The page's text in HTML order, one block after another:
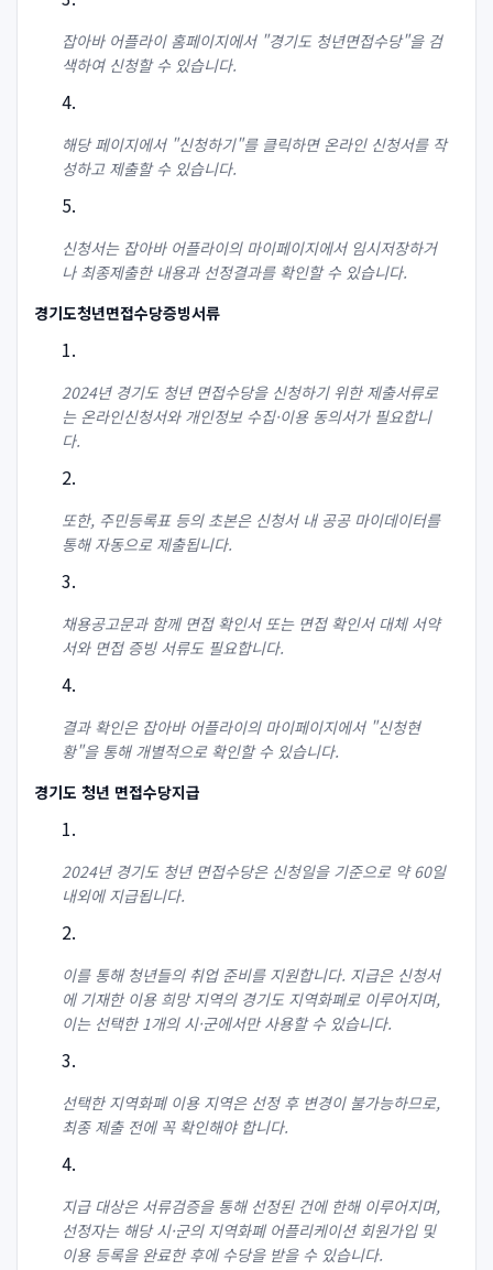
잡아바 어플라이 홈페이지에서 "경기도 청년면접수당"을 검
색하여 신청할 수 있습니다.
해당 페이지에서 "신청하기"를 클릭하면 온라인 신청서를 작
성하고 제출할 수 있습니다.
신청서는 잡아바 어플라이의 마이페이지에서 임시저장하거
나 최종제출한 내용과 선정결과를 확인할 수 있습니다.
경기도청년면접수당증빙서류
2024년 경기도 청년 면접수당을 신청하기 위한 제출서류로
는 온라인신청서와 개인정보 수집·이용 동의서가 필요합니
다.
또한, 주민등록표 등의 초본은 신청서 내 공공 마이데이터를
통해 자동으로 제출됩니다.
채용공고문과 함께 면접 확인서 또는 면접 확인서 대체 서약
서와 면접 증빙 서류도 필요합니다.
결과 확인은 잡아바 어플라이의 마이페이지에서 "신청현
황"을 통해 개별적으로 확인할 수 있습니다.
경기도 청년 면접수당지급
2024년 경기도 청년 면접수당은 신청일을 기준으로 약 60일
내외에 지급됩니다.
이를 통해 청년들의 취업 준비를 지원합니다. 지급은 신청서
에 기재한 이용 희망 지역의 경기도 지역화폐로 이루어지며,
이는 선택한 1개의 시·군에서만 사용할 수 있습니다.
선택한 지역화폐 이용 지역은 선정 후 변경이 불가능하므로,
최종 제출 전에 꼭 확인해야 합니다.
지급 대상은 서류검증을 통해 선정된 건에 한해 이루어지며,
선정자는 해당 시·군의 지역화폐 어플리케이션 회원가입 및
이용 등록을 완료한 후에 수당을 받을 수 있습니다.